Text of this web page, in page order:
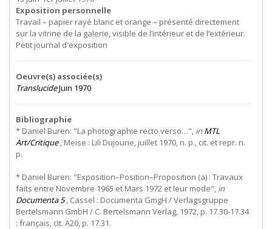
Exposition personnelle
Travail – papier rayé blanc et orange – présenté directement
sur la vitrine de la galerie, visible de l’intérieur et de l’extérieur.
Petit journal d'exposition
Oeuvre(s) associée(s)
TranslucideJuin 1970
Bibliographie
* Daniel Buren: "La photographie recto verso…", in MTL
Art/Critique, Meise : Lili Dujourie, juillet 1970, n. p., cit. et repr. n.
p.
* Daniel Buren: "Exposition–Position–Proposition (a) : Travaux
faits entre Novembre 1965 et Mars 1972 et leur mode", in
Documenta 5, Cassel : Documenta GmgH / Verlagsgruppe
Bertelsmann GmbH / C. Bertelsmann Verlag, 1972, p. 17.30-17.34
: français, cit. A20, p. 17.31.